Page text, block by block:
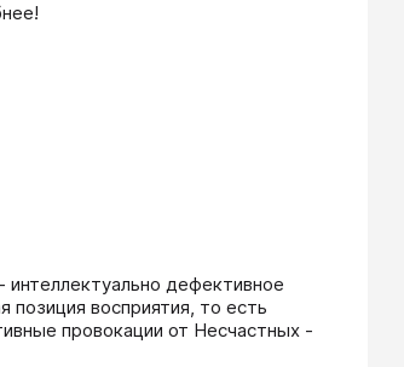
дефективное
восприятия, то есть
провокации от Несчастных -